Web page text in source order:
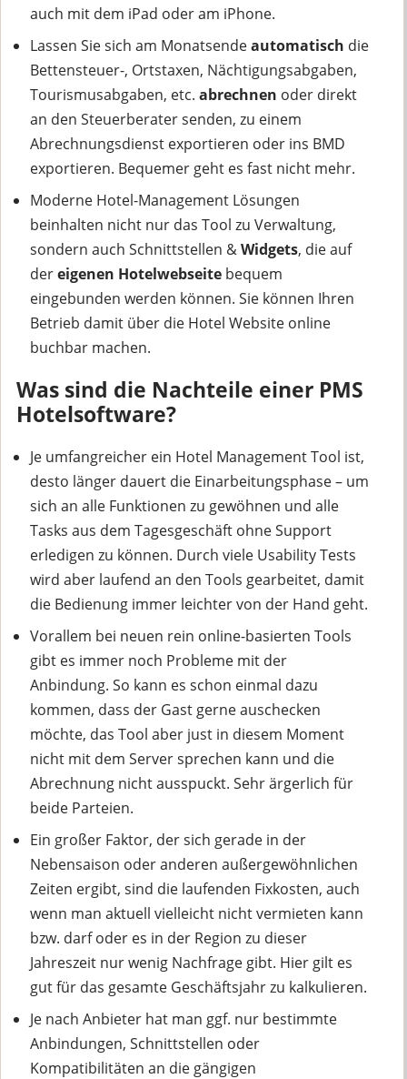
auch mit dem iPad oder am iPhone.
Lassen Sie sich am Monatsendeautomatisch die
Bettensteuer-, Ortstaxen, Nächtigungsabgaben,
Tourismusabgaben, etc.abrechnen oder direkt
an den Steuerberater senden, zu einem
Abrechnungsdienst exportieren oder ins BMD
exportieren. Bequemer geht es fast nicht mehr.
Moderne Hotel-Management Lösungen
beinhalten nicht nur das Tool zu Verwaltung,
sondern auch Schnittstellen &Widgets, die auf
dereigenen Hotelwebseite bequem
eingebunden werden können. Sie können Ihren
Betrieb damit über die Hotel Website online
buchbar machen.
Was sind die Nachteile einer PMS
Hotelsoftware?
Je umfangreicher ein Hotel Management Tool ist,
desto länger dauert die Einarbeitungsphase – um
sich an alle Funktionen zu gewöhnen und alle
Tasks aus dem Tagesgeschäft ohne Support
erledigen zu können. Durch viele Usability Tests
wird aber laufend an den Tools gearbeitet, damit
die Bedienung immer leichter von der Hand geht.
Vorallem bei neuen rein online-basierten Tools
gibt es immer noch Probleme mit der
Anbindung. So kann es schon einmal dazu
kommen, dass der Gast gerne auschecken
möchte, das Tool aber just in diesem Moment
nicht mit dem Server sprechen kann und die
Abrechnung nicht ausspuckt. Sehr ärgerlich für
beide Parteien.
Ein großer Faktor, der sich gerade in der
Nebensaison oder anderen außergewöhnlichen
Zeiten ergibt, sind die laufenden Fixkosten, auch
wenn man aktuell vielleicht nicht vermieten kann
bzw. darf oder es in der Region zu dieser
Jahreszeit nur wenig Nachfrage gibt. Hier gilt es
gut für das gesamte Geschäftsjahr zu kalkulieren.
Je nach Anbieter hat man ggf. nur bestimmte
Anbindungen, Schnittstellen oder
Kompatibilitäten an die gängigen